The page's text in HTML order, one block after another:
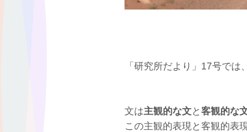
「研究所だより」17号では
文は主観的な文と客観的な
この主観的表現と客観的表